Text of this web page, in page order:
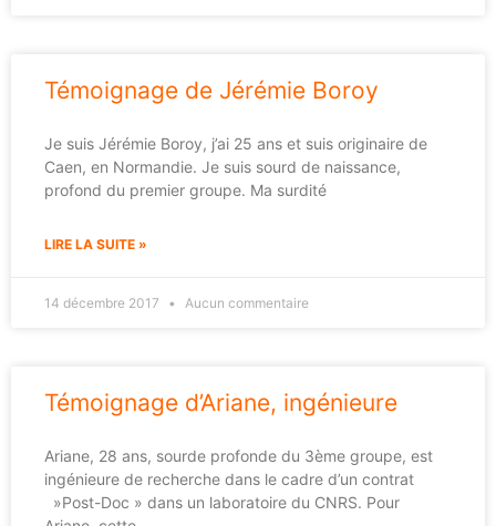
Témoignage de Jérémie Boroy
Je suis Jérémie Boroy, j’ai 25 ans et suis originaire de
Caen, en Normandie. Je suis sourd de naissance,
profond du premier groupe. Ma surdité
LIRE LA SUITE »
14 décembre 2017 Aucun commentaire
Témoignage d’Ariane, ingénieure
Ariane, 28 ans, sourde profonde du 3ème groupe, est
ingénieure de recherche dans le cadre d’un contrat
»Post-Doc » dans un laboratoire du CNRS. Pour